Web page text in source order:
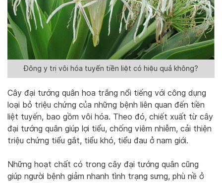
Đông y trị vôi hóa tuyến tiền liệt có hiệu quả không?
Cây đại tướng quân hoa trắng nổi tiếng với công dụng
loại bỏ triệu chứng của những bệnh liên quan đến tiền
liệt tuyến, bao gồm vôi hóa. Theo đó, chiết xuất từ cây
đại tướng quân giúp lợi tiểu, chống viêm nhiễm, cải thiện
triệu chứng tiểu gắt, tiểu khó, tiểu đau ở nam giới.
Những hoạt chất có trong cây đại tướng quân cũng
giúp người bệnh giảm nhanh tình trạng sưng, phù nề ở